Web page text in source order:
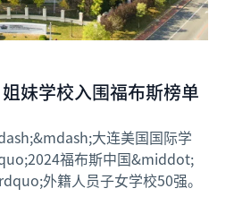
妹学校入围福布斯榜单
大连美国国际学
福布斯中国&middot;
外籍人员子女学校50强。